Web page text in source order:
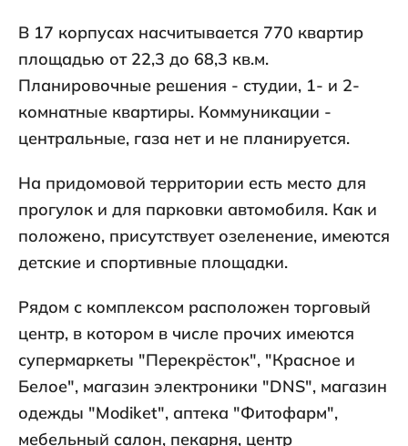
В 17 корпусах насчитывается 770 квартир
площадью от 22,3 до 68,3 кв.м.
Планировочные решения - студии, 1- и 2-
комнатные квартиры. Коммуникации -
центральные, газа нет и не планируется.
На придомовой территории есть место для
прогулок и для парковки автомобиля. Как и
положено, присутствует озеленение, имеются
детские и спортивные площадки.
Рядом с комплексом расположен торговый
центр, в котором в числе прочих имеются
супермаркеты "Перекрёсток", "Красное и
Белое", магазин электроники "DNS", магазин
одежды "Modiket", аптека "Фитофарм",
мебельный салон, пекарня, центр